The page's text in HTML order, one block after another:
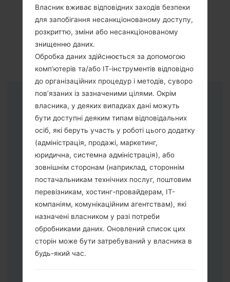
Інструкції
Власник вживає відповідних заходів безпеки
для запобігання несанкціонованому доступу,
розкриттю, зміни або несанкціонованому
знищенню даних.
Обробка даних здійснюється за допомогою
комп’ютерів та/або ІТ-інструментів відповідно
до організаційних процедур і методів, суворо
пов’язаних із зазначеними цілями. Окрім
власника, у деяких випадках дані можуть
бути доступні деяким типам відповідальних
осіб, які беруть участь у роботі цього додатку
(адміністрація, продажі, маркетинг,
юридична, системна адміністрація), або
зовнішнім сторонам (наприклад, стороннім
постачальникам технічних послуг, поштовим
перевізникам, хостинг-провайдерам, ІТ-
компаніям, комунікаційним агентствам), які
назначені власником у разі потреби
обробниками даних. Оновлений список цих
сторін може бути затребуваний у власника в
будь-який час.